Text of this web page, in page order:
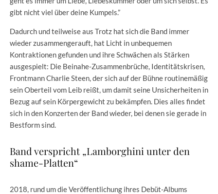
gibt nicht viel über deine Kumpels.”
Dadurch und teilweise aus Trotz hat sich die Band immer
wieder zusammengerauft, hat Licht in unbequemen
Kontraktionen gefunden und ihre Schwächen als Stärken
ausgespielt: Die Beinahe-Zusammenbrüche, Identitätskrisen,
Frontmann Charlie Steen, der sich auf der Bühne routinemäßig
sein Oberteil vom Leib reißt, um damit seine Unsicherheiten in
Bezug auf sein Körpergewicht zu bekämpfen. Dies alles findet
sich in den Konzerten der Band wieder, bei denen sie gerade in
Bestform sind.
Band verspricht „Lamborghini unter den
shame-Platten“
2018, rund um die Veröffentlichung ihres Debüt-Albums